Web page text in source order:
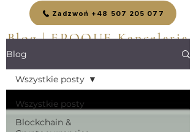
Zadzwoń +48 507 205 077
Blog | EPOQUE Kancelaria
Blog
Wszystkie posty
Blockchain &
Wszystkie posty